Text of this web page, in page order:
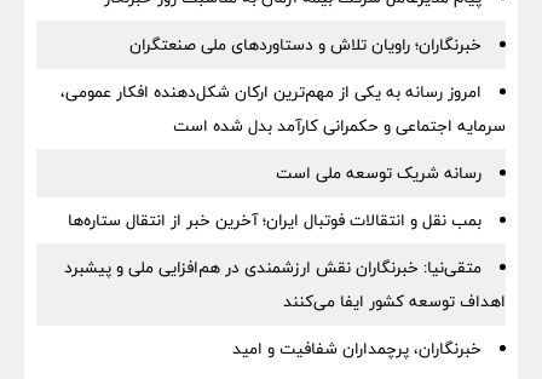
خبرنگاران؛ راویان تلاش و دستاوردهای ملی صنعتگران
امروز رسانه به یکی از مهم‌ترین ارکان شکل‌دهنده افکار عمومی،
سرمایه اجتماعی و حکمرانی کارآمد بدل شده است
رسانه شریک توسعه ملی است
بمب نقل‌ و انتقالات فوتبال ایران؛ آخرین خبر از انتقال ستاره‌ها
متقی‌نیا: خبرنگاران نقش ارزشمندی در هم‌افزایی ملی و پیشبرد
اهداف توسعه کشور ایفا می‌کنند
خبرنگاران، پرچمداران شفافیت و امید